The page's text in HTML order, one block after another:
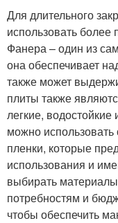
Для длительного
использовать
Фанера – один из
она обеспечивает
также может
плиты также
легкие,
можно
пленки, которые
использования и
выбирать
потребностям и
чтобы обеспечить